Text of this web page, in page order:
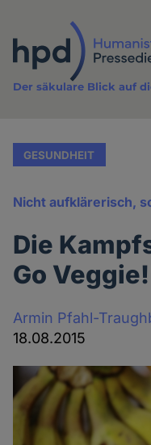
Inhalt
Der säkulare Blick auf
GESUNDHEIT
Nicht aufklärerisch,
Die
Go
Armin Pfahl-
18.08.2015